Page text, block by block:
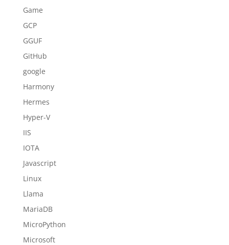
Game
GCP
GGUF
GitHub
google
Harmony
Hermes
Hyper-V
IIS
IOTA
Javascript
Linux
Llama
MariaDB
MicroPython
Microsoft